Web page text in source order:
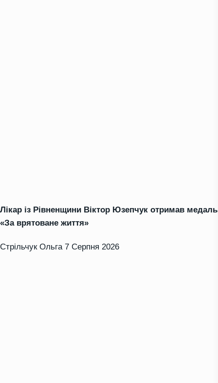
Лікар із Рівненщини Віктор Юзепчук отримав медаль
«За врятоване життя»
Стрільчук Ольга 7 Серпня 2026